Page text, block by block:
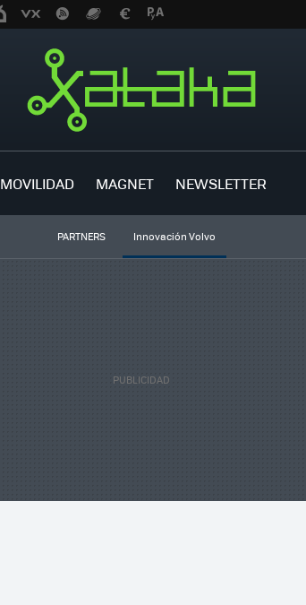
MOVILIDAD MAGNET NEWSLETTER
PARTNERS Innovación Volvo